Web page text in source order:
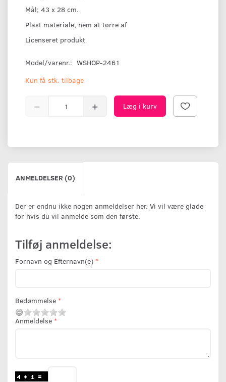
Mål; 43 x 28 cm.
Plast materiale, nem at tørre af
Licenseret produkt
Model/varenr.: WSHOP-2461
Kun få stk. tilbage
Læg i kurv
ANMELDELSER (0)
Der er endnu ikke nogen anmeldelser her. Vi vil være glade
for hvis du vil anmelde som den første.
Tilføj anmeldelse:
Fornavn og Efternavn(e)
Bedømmelse
Anmeldelse